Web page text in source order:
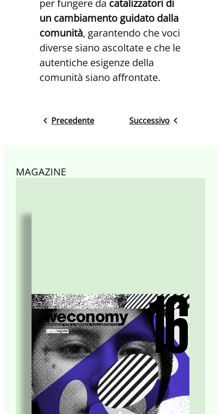
per fungere da catalizzatori di
un cambiamento guidato dalla
comunità, garantendo che voci
diverse siano ascoltate e che le
autentiche esigenze della
comunità siano affrontate.
Precedente Successivo
MAGAZINE